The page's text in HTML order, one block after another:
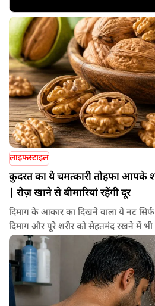
लाइफस्टाइल
कुदरत का ये चमत्कारी तोहफा आपके
| रोज़ खाने से बीमारियां रहेंगी दूर
दिमाग के आकार का दिखने वाला ये नट
दिमाग और पूरे शरीर को सेहतमंद रखने में
है। स्वाद में तो ये लाजवाब है ही, साथ ही
ताकतवर बनाता है। अखरोट में है ओमेगा-3,
मिनरल्स जो सेहत के लिए वरदान साबित
हैं कि अखरोट खाना सेहत के लिए क्यों है